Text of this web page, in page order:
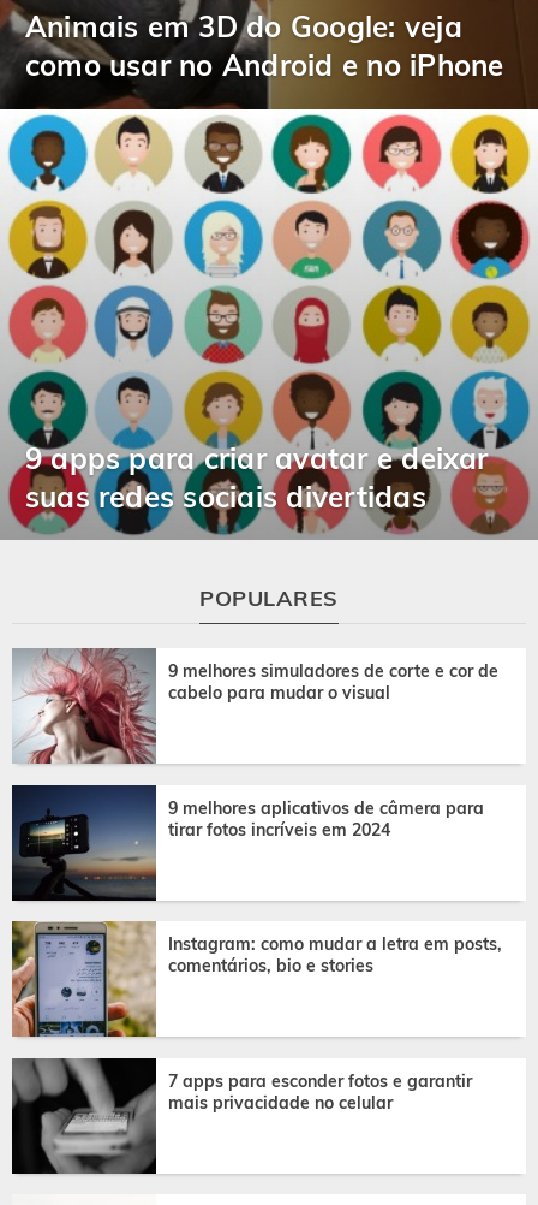
Animais em 3D do Google: veja
como usar no Android e no iPhone
9 apps para criar avatar e deixar
suas redes sociais divertidas
POPULARES
9 melhores simuladores de corte e cor de
cabelo para mudar o visual
9 melhores aplicativos de câmera para
tirar fotos incríveis em 2024
Instagram: como mudar a letra em posts,
comentários, bio e stories
7 apps para esconder fotos e garantir
mais privacidade no celular